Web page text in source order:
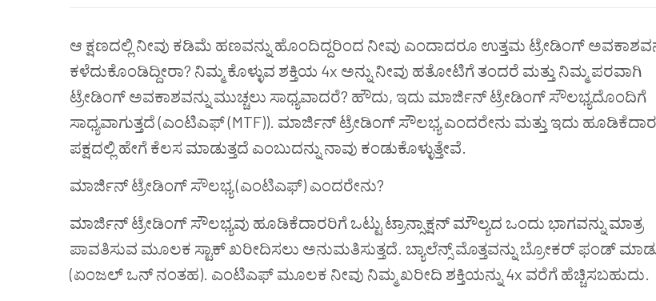
ಆ ಕ್ಷಣದಲ್ಲಿ ನೀವು ಕಡಿಮೆ ಹಣವನ್ನು ಹೊಂದಿದ್ದರಿಂದ ನೀವು ಎಂದಾದರೂ ಉತ್ತಮ ಟ್ರೇಡಿಂಗ್
ಕಳೆದುಕೊಂಡಿದ್ದೀರಾ? ನಿಮ್ಮ ಕೊಳ್ಳುವ ಶಕ್ತಿಯ 4x ಅನ್ನು ನೀವು ಹತೋಟಿಗೆ ತಂದರೆ ಮತ್ತು ನಿಮ್ಮ ಪರವಾಗಿ
ಟ್ರೇಡಿಂಗ್ ಅವಕಾಶವನ್ನು ಮುಚ್ಚಲು ಸಾಧ್ಯವಾದರೆ? ಹೌದು, ಇದು ಮಾರ್ಜಿನ್ ಟ್ರೇಡಿಂಗ್ ಸೌಲಭ್ಯದೊಂದಿಗೆ
ಸಾಧ್ಯವಾಗುತ್ತದೆ (ಎಂಟಿಎಫ್ (MTF)). ಮಾರ್ಜಿನ್ ಟ್ರೇಡಿಂಗ್ ಸೌಲಭ್ಯ ಎಂದರೇನು ಮತ್ತು ಇದು
ಪಕ್ಷದಲ್ಲಿ ಹೇಗೆ ಕೆಲಸ ಮಾಡುತ್ತದೆ ಎಂಬುದನ್ನು ನಾವು ಕಂಡುಕೊಳ್ಳುತ್ತೇವೆ.
ಮಾರ್ಜಿನ್ ಟ್ರೇಡಿಂಗ್ ಸೌಲಭ್ಯ (ಎಂಟಿಎಫ್) ಎಂದರೇನು?
ಮಾರ್ಜಿನ್ ಟ್ರೇಡಿಂಗ್ ಸೌಲಭ್ಯವು ಹೂಡಿಕೆದಾರರಿಗೆ ಒಟ್ಟು ಟ್ರಾನ್ಸಾಕ್ಷನ್ ಮೌಲ್ಯದ ಒಂದು ಭಾಗವನ್ನು ಮಾತ್ರ
ಪಾವತಿಸುವ ಮೂಲಕ ಸ್ಟಾಕ್ ಖರೀದಿಸಲು ಅನುಮತಿಸುತ್ತದೆ. ಬ್ಯಾಲೆನ್ಸ್ ಮೊತ್ತವನ್ನು ಬ್ರೋಕರ್ ಫಂಡ್
(ಏಂಜಲ್ ಒನ್ ನಂತಹ). ಎಂಟಿಎಫ್ ಮೂಲಕ ನೀವು ನಿಮ್ಮ ಖರೀದಿ ಶಕ್ತಿಯನ್ನು 4x ವರೆಗೆ ಹೆಚ್ಚಿಸಬಹುದು.